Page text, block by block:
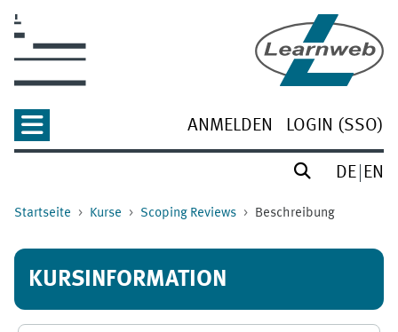
ANMELDEN LOGIN (SSO)
DE EN
Startseite Kurse Scoping Reviews Beschreibung
KURSINFORMATION